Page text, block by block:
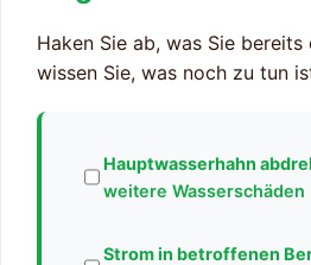
Haken Sie ab, was Sie
wissen Sie, was noch zu tun
Hauptwasserhahn
weitere Wasserschäden
Strom in betroffenen